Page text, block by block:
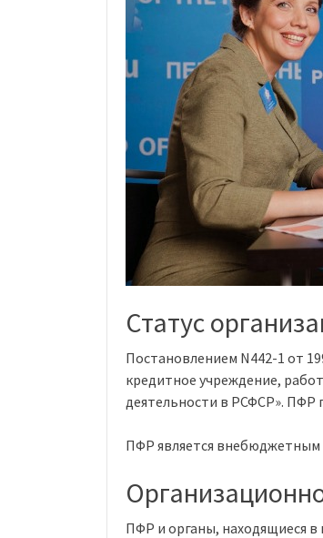
Статус
Постановлением N442-1 от
кредитное учреждение,
деятельности в РСФСР». ПФР
ПФР является внебюджетным
ПФР и органы, находящиеся